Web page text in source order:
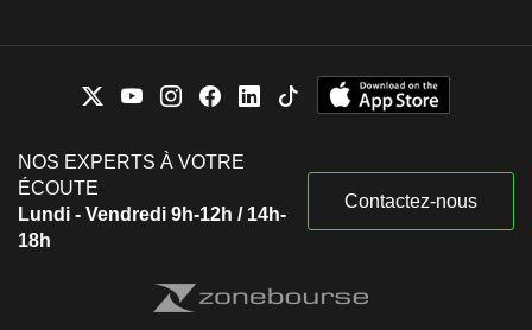
NOS EXPERTS À VOTRE
ÉCOUTE
Lundi - Vendredi 9h-12h / 14h-
18h
Contactez-nous